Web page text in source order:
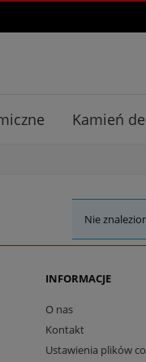
Kamień
Nie
INFORMACJE
O nas
Kontakt
Ustawienia plików